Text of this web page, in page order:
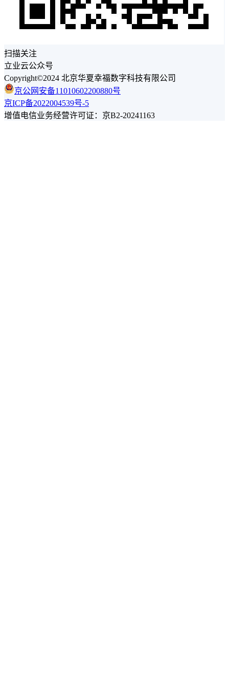
扫描关注
立业云公众号
Copyright©2024 北京华夏幸福数字科技有限公司
京公网安备11010602200880号
京ICP备2022004539号-5
增值电信业务经营许可证：京B2-20241163